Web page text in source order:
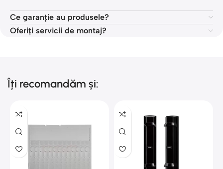
Ce garanție au produsele?
Oferiți servicii de montaj?
Îți recomandăm și: